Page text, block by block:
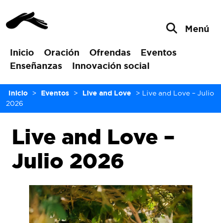
Inicio Oración Ofrendas
Eventos
Enseñanzas
Innovación social
Menú
Inicio > Eventos > Live and Love > Live and Love – Julio
2026
Live and Love –
Julio 2026